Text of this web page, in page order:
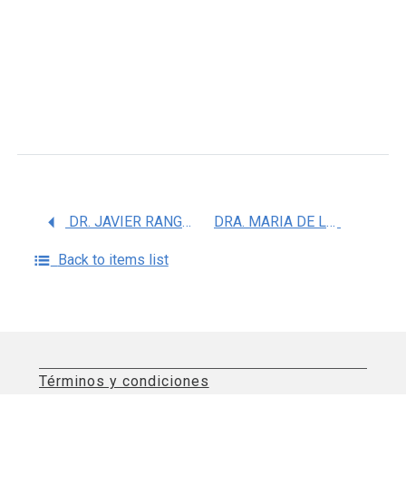
DR. JAVIER RANGEL MORENO DRA. MARIA DE LA LUZ CARDENAS TURANZAS
Back to items list
Términos y condiciones